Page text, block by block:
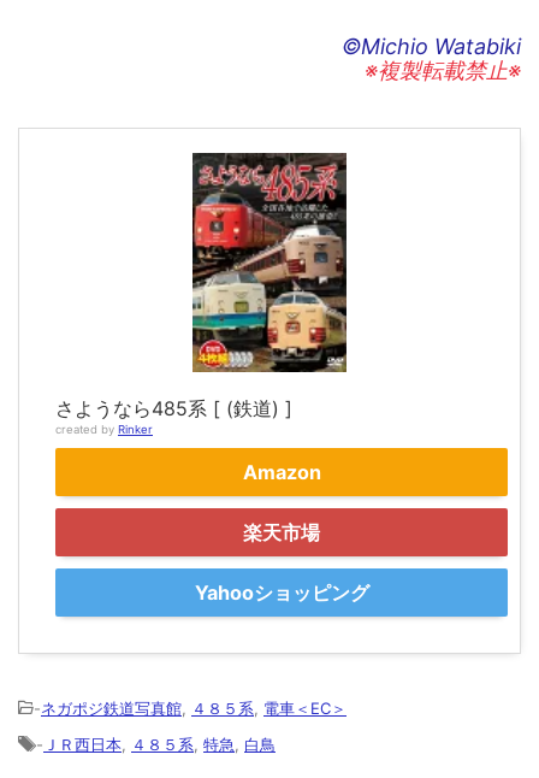
©Michio Watabiki
※複製転載禁止※
さようなら485系 [ (鉄道) ]
created by Rinker
Amazon
楽天市場
Yahooショッピング
-ネガポジ鉄道写真館 ４８５系
電車＜EC＞
- ＪＲ西日本 ４８５系 特急 白鳥